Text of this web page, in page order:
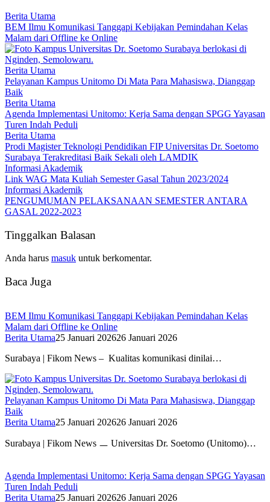
Berita Utama
BEM Ilmu Komunikasi Tanggapi Kebijakan Pemindahan Kelas
Malam dari Offline ke Online
Berita Utama
Pelayanan Kampus Unitomo Di Mata Para Mahasiswa, Dianggap
Baik
Berita Utama
Agenda Implementasi Unitomo: Kerja Sama dengan SPGG Yayasan
Turen Indah Peduli
Berita Utama
Prodi Magister Teknologi Pendidikan FIP Universitas Dr. Soetomo
Surabaya Terakreditasi Baik Sekali oleh LAMDIK
Informasi Akademik
Link WAG Mata Kuliah Semester Gasal Tahun 2023/2024
Informasi Akademik
PENGUMUMAN PELAKSANAAN SEMESTER ANTARA
GASAL 2022-2023
Tinggalkan Balasan
Anda harus masuk untuk berkomentar.
Baca Juga
BEM Ilmu Komunikasi Tanggapi Kebijakan Pemindahan Kelas
Malam dari Offline ke Online
Berita Utama25 Januari 202626 Januari 2026
Surabaya | Fikom News – Kualitas komunikasi dinilai…
Pelayanan Kampus Unitomo Di Mata Para Mahasiswa, Dianggap
Baik
Berita Utama25 Januari 202626 Januari 2026
Surabaya | Fikom News ㅡ Universitas Dr. Soetomo (Unitomo)…
Agenda Implementasi Unitomo: Kerja Sama dengan SPGG Yayasan
Turen Indah Peduli
Berita Utama25 Januari 202626 Januari 2026